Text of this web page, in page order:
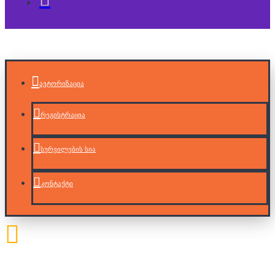
ავტორიზაცია
რეგისტრაცია
სურვილების სია
კონტაქტი